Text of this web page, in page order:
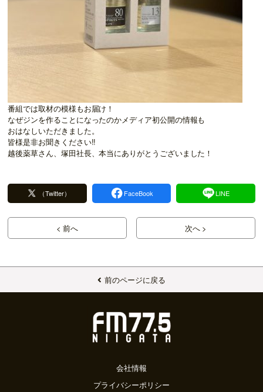
番組では取材の模様もお届け！
なぜジンを作ることになったのかメディア初公開の情報も
おはなしいただきました。
皆様是非お聞きください!!
越後薬草さん、塚田社長、本当にありがとうございました！
（Twitter） FaceBook LINE
< 前へ 次へ >
前のページに戻る
会社情報
プライバシーポリシー